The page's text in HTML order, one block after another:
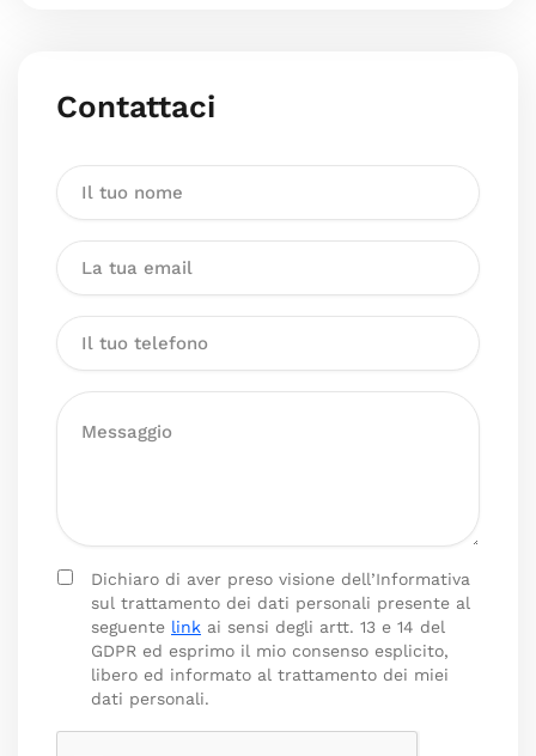
Contattaci
Dichiaro di aver preso visione dell’Informativa
sul trattamento dei dati personali presente al
seguente link ai sensi degli artt. 13 e 14 del
GDPR ed esprimo il mio consenso esplicito,
libero ed informato al trattamento dei miei
dati personali.